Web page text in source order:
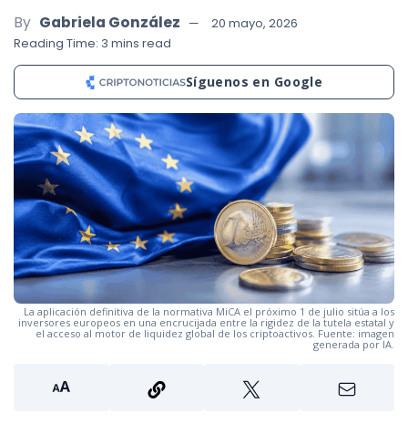
By Gabriela González
20 mayo, 2026
Reading Time: 3 mins read
Síguenos en Google
La aplicación definitiva de la normativa MiCA el próximo 1 de julio sitúa a los
inversores europeos en una encrucijada entre la rigidez de la tutela estatal y
el acceso al motor de liquidez global de los criptoactivos. Fuente: imagen
generada por IA.